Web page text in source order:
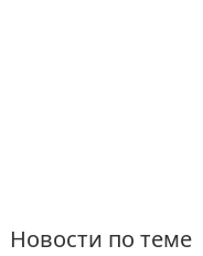
Новости по теме